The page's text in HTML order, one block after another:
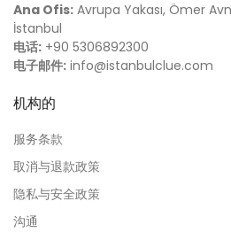
Ana Ofis: Avrupa Yakası, Ömer
İstanbul
电话: +90 5306892300
电子邮件: info@istanbulclue.com
机构的
服务条款
取消与退款政策
隐私与安全政策
沟通